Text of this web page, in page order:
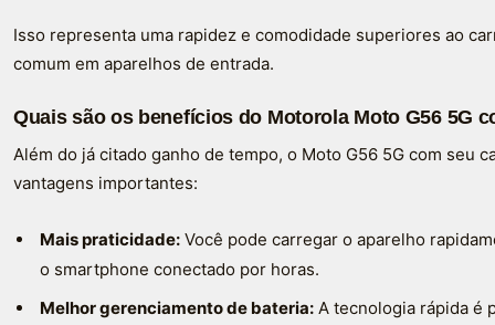
Isso representa uma rapidez e comodidade superiores ao
comum em aparelhos de entrada.
Quais são os benefícios do Motorola Moto G56 5G
Além do já citado ganho de tempo, o Moto G56 5G com seu
vantagens importantes:
Mais praticidade: Você pode carregar o aparelho
o smartphone conectado por horas.
Melhor gerenciamento de bateria: A tecnologia rápida é